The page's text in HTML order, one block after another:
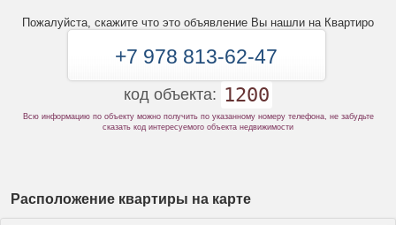
Пожалуйста, скажите что это объявление Вы нашли на Квартиро
+7 978 813-62-47
код объекта: 1200
Всю информацию по объекту можно получить по указанному номеру телефона, не забудьте
сказать код интересуемого объекта недвижимости
Расположение квартиры на карте